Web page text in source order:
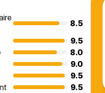
8.5
9.5
8.0
9.0
9.5
9.5